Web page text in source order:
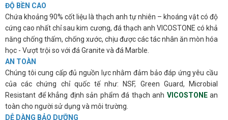
ĐỘ BỀN CAO
Chứa khoảng 90% cốt liệu là thạch anh tự nhiên – khoáng vật có độ
cứng cao nhất chỉ sau kim cương, đá thạch anh VICOSTONE có khả
năng chống thấm, chống xước, chịu được các tác nhân ăn mòn hóa
học - Vượt trội so với đá Granite và đá Marble.
AN TOÀN
Chúng tôi cung cấp đủ nguồn lực nhằm đảm bảo đáp ứng yêu cầu
của các chứng chỉ quốc tế như: NSF, Green Guard, Microbial
Resistant để khẳng định sản phẩm đá thạch anh VICOSTONE an
toàn cho người sử dụng và môi trường.
DỄ DÀNG BẢO DƯỠNG